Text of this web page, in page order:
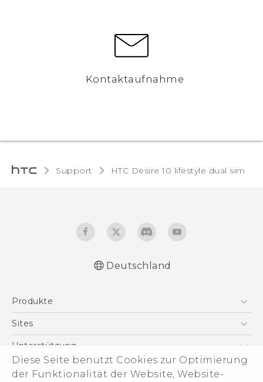
Diese Seite benutzt Cookies zur Optimierung
der Funktionalität der Website, Website-
Kontaktaufnahme
Support HTC Desire 10 lifestyle dual sim‎
behördliche Bestimmungen
English - Quick start guide
English - User manual
English - Safety and regulatory guide
Deutschland
Produkte
Smartphones
VIVE
Zubehör
Sites
HTC Dev
HTC Vive
Unterstützung
Unterstützung
Über HTC